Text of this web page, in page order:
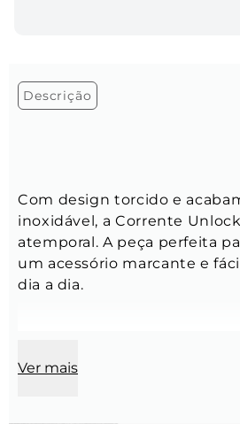
Descrição
Com design torcido e
inoxidável, a Corrente
atemporal. A peça perfeita
um acessório marcante e
dia a dia.
Corrente:
Ver mais